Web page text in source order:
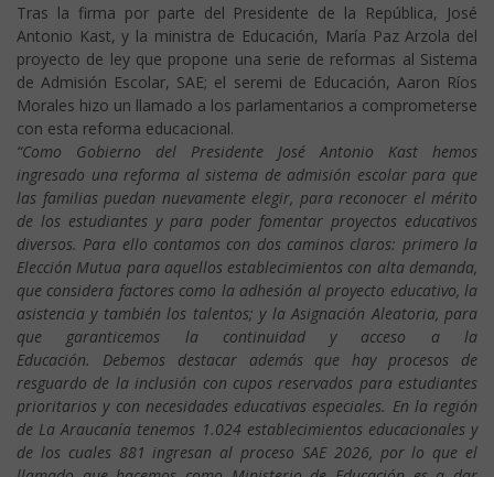
Tras la firma por parte del Presidente de la República, José
Antonio Kast, y la ministra de Educación, María Paz Arzola del
proyecto de ley que propone una serie de reformas al Sistema
de Admisión Escolar, SAE; el seremi de Educación, Aaron Ríos
Morales hizo un llamado a los parlamentarios a comprometerse
con esta reforma educacional.
“Como Gobierno del Presidente José Antonio Kast hemos
ingresado una reforma al sistema de admisión escolar para que
las familias puedan nuevamente elegir, para reconocer el mérito
de los estudiantes y para poder fomentar proyectos educativos
diversos. Para ello contamos con dos caminos claros: primero la
Elección Mutua para aquellos establecimientos con alta demanda,
que considera factores como la adhesión al proyecto educativo, la
asistencia y también los talentos; y la Asignación Aleatoria, para
que garanticemos la continuidad y acceso a la
Educación. Debemos destacar además que hay procesos de
resguardo de la inclusión con cupos reservados para estudiantes
prioritarios y con necesidades educativas especiales. En la región
de La Araucanía tenemos 1.024 establecimientos educacionales y
de los cuales 881 ingresan al proceso SAE 2026, por lo que el